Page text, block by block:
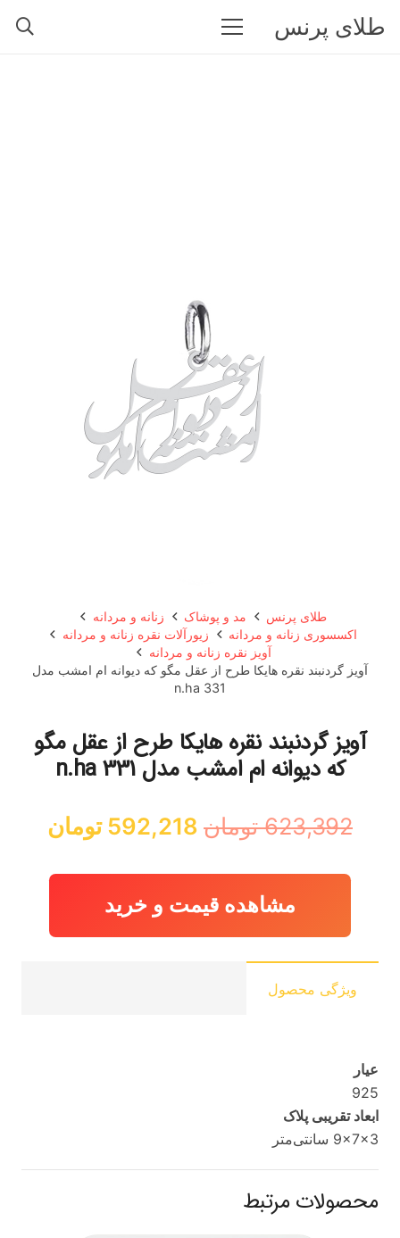
طلای پرنس
طلای پرنس مد و پوشاک
زنانه و مردانه
اکسسوری زنانه و مردانه
زیورآلات نقره زنانه و مردانه
آویز نقره زنانه و مردانه
آویز گردنبند نقره هایکا طرح از عقل مگو که دیوانه ام امشب مدل
n.ha 331
آویز گردنبند نقره هایکا طرح از عقل مگو
که دیوانه ام امشب مدل n.ha 331
623,392 تومان قیمت
اصلی:
623,392 تومان
592,218 تومان
مشاهده قیمت و خرید
ویژگی محصول
عیار
925
ابعاد تقریبی پلاک
9x7x3 سانتی‌متر
محصولات مرتبط